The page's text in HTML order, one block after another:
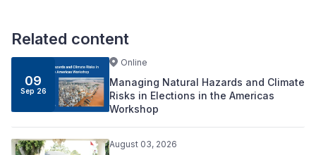
Related content
09
Sep 26
Online
Managing Natural Hazards and Climate
Risks in Elections in the Americas
Workshop
August 03, 2026